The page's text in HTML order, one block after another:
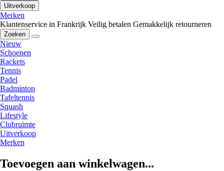
Uitverkoop
Merken
Klantenservice in Frankrijk Veilig betalen Gemakkelijk retourneren
Zoeken
Nieuw
Schoenen
Rackets
Tennis
Padel
Badminton
Tafeltennis
Squash
Lifestyle
Clubruimte
Uitverkoop
Merken
Toevoegen aan winkelwagen...